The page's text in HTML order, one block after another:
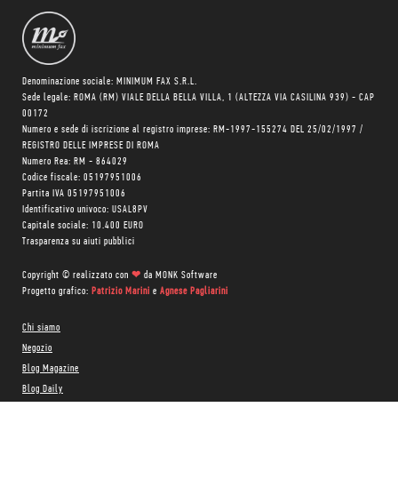
Denominazione sociale: MINIMUM FAX S.R.L.
Sede legale: ROMA (RM) VIALE DELLA BELLA VILLA, 1 (ALTEZZA VIA CASILINA 939) - CAP
00172
Numero e sede di iscrizione al registro imprese: RM-1997-155274 DEL 25/02/1997 /
REGISTRO DELLE IMPRESE DI ROMA
Numero Rea: RM - 864029
Codice fiscale: 05197951006
Partita IVA 05197951006
Identificativo univoco: USAL8PV
Capitale sociale: 10.400 EURO
Trasparenza su aiuti pubblici
Copyright © realizzato con ❤ da MONK Software
Progetto grafico: Patrizio Marini e Agnese Pagliarini
Chi siamo
Negozio
Blog Magazine
Blog Daily